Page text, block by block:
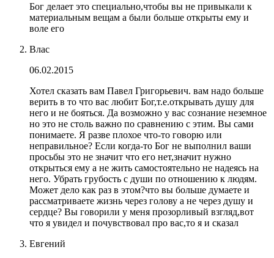
Бог делает это специально,чтобы вы не привыкали к
материальным вещам а были больше открыты ему и
воле его
Влас
06.02.2015
Хотел сказать вам Павел Григорьевич. вам надо больше
верить в то что вас любит Бог,т.е.открывать душу для
него и не бояться. Да возможно у вас сознание неземное
но это не столь важно по сравнению с этим. Вы сами
понимаете. Я разве плохое что-то говорю или
неправильное? Если когда-то Бог не выполнил ваши
просьбы это не значит что его нет,значит нужно
открыться ему а не жить самостоятельно не надеясь на
него. Убрать грубость с души по отношению к людям.
Может дело как раз в этом?что вы больше думаете и
рассматриваете жизнь через голову а не через душу и
сердце? Вы говорили у меня прозорливый взгляд,вот
что я увидел и почувствовал про вас,то я и сказал
Евгений